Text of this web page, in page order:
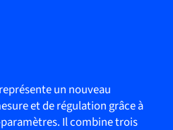
un nouveau
et de régulation grâce à
Il combine trois